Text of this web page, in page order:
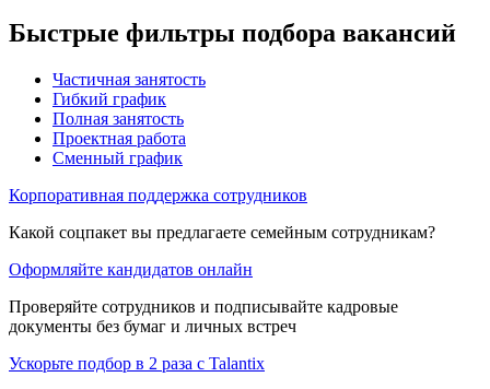
Быстрые фильтры подбора вакансий
Частичная занятость
Гибкий график
Полная занятость
Проектная работа
Сменный график
Корпоративная поддержка сотрудников
Какой соцпакет вы предлагаете семейным сотрудникам?
Оформляйте кандидатов онлайн
Проверяйте сотрудников и подписывайте кадровые
документы без бумаг и личных встреч
Ускорьте подбор в 2 раза с Talantix